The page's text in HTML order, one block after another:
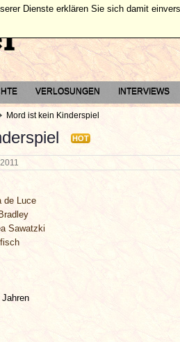
VERLOSUNGEN INTERVIEWS
Mord ist kein Kinderspiel
HOT
de Luce
Sawatzki
Dienste erklären Sie sich damit